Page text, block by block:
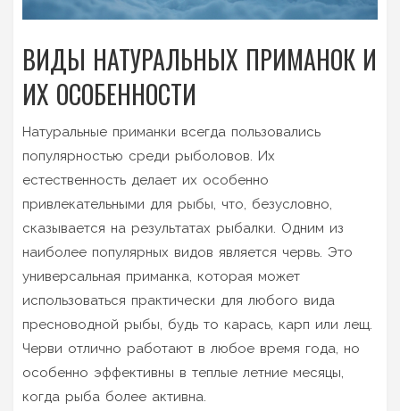
ВИДЫ НАТУРАЛЬНЫХ ПРИМАНОК И
ИХ ОСОБЕННОСТИ
Натуральные приманки всегда пользовались
популярностью среди рыболовов. Их
естественность делает их особенно
привлекательными для рыбы, что, безусловно,
сказывается на результатах рыбалки. Одним из
наиболее популярных видов является червь. Это
универсальная приманка, которая может
использоваться практически для любого вида
пресноводной рыбы, будь то карась, карп или лещ.
Черви отлично работают в любое время года, но
особенно эффективны в теплые летние месяцы,
когда рыба более активна.